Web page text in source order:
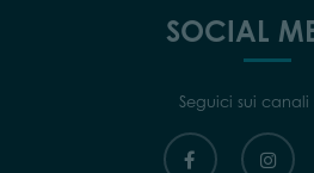
SOCIAL
Seguici sui canali